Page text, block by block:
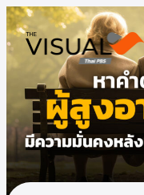
ข้าม
ไป
ยัง
เนื้อหา